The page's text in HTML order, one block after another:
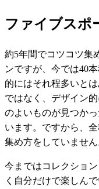
ファイブスポ
約5年間でコツコツ集
ンですが、今では40
的にはそれ程多いと
ではなく、デザイン
のよいものが見つか
います。ですから、
集め方をしていません
今まではコレクショ
く自分だけで楽しん